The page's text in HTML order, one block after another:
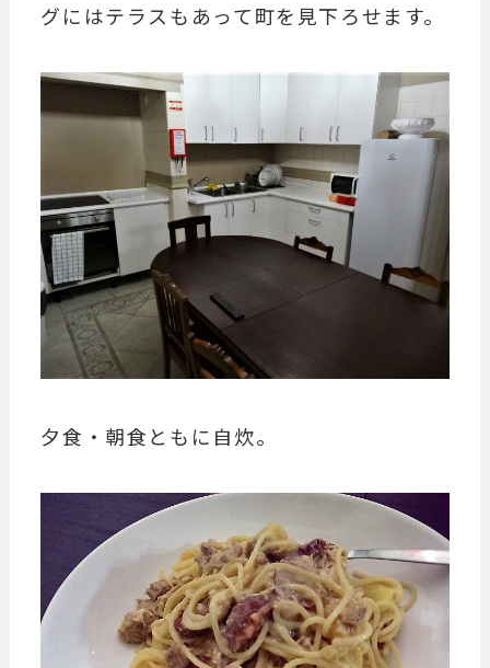
グにはテラスもあって町を見下ろせます。
夕食・朝食ともに自炊。